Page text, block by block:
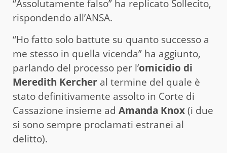
“Assolutamente falso” ha replicato Sollecito,
rispondendo all’ANSA.
“Ho fatto solo battute su quanto successo a
me stesso in quella vicenda” ha aggiunto,
parlando del processo per l’omicidio di
Meredith Kercher al termine del quale è
stato definitivamente assolto in Corte di
Cassazione insieme ad Amanda Knox(i due
si sono sempre proclamati estranei al
delitto).